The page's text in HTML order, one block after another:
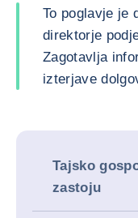
To poglavje je
direktorje
Zagotavlja
izterjave
Tajsko
zastoju